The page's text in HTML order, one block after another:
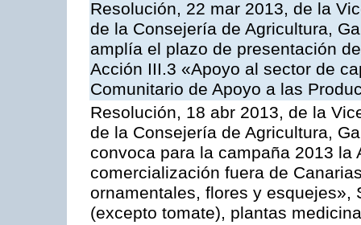
Resolución, 22 mar 2013, de la
de la Consejería de Agricultura,
amplía el plazo de presentación
Acción III.3 «Apoyo al sector de
Comunitario de Apoyo a las
Resolución, 18 abr 2013, de la
de la Consejería de Agricultura,
convoca para la campaña 2013 la
comercialización fuera de
ornamentales, flores y esquejes»,
(excepto tomate), plantas